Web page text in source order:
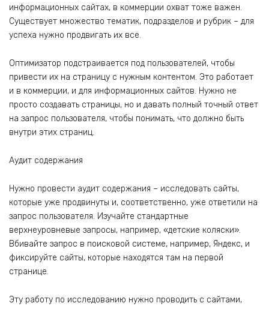
информационных сайтах, в коммерции охват тоже важен.
Существует множество тематик, подразделов и рубрик – для
успеха нужно продвигать их все.
Оптимизатор подстраивается под пользователей, чтобы
привести их на страницу с нужным контентом. Это работает
и в коммерции, и для информационных сайтов. Нужно не
просто создавать страницы, но и давать полный точный ответ
на запрос пользователя, чтобы понимать, что должно быть
внутри этих страниц.
Аудит содержания
Нужно провести аудит содержания – исследовать сайты,
которые уже продвинуты и, соответственно, уже ответили на
запрос пользователя. Изучайте стандартные
верхнеуровневые запросы, например, «детские коляски».
Вбивайте запрос в поисковой системе, например, Яндекс, и
фиксируйте сайты, которые находятся там на первой
странице.
Эту работу по исследованию нужно проводить с сайтами,